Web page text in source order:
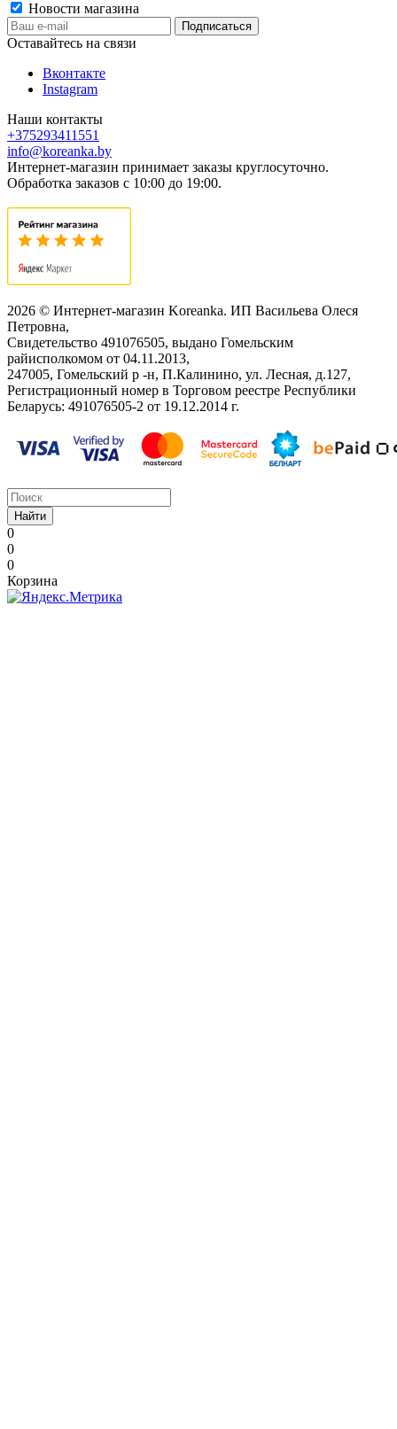
Новости магазина
Оставайтесь на связи
Вконтакте
Instagram
Наши контакты
+375293411551
info@koreanka.by
Интернет-магазин принимает заказы круглосуточно.
Обработка заказов с 10:00 до 19:00.
2026 © Интернет-магазин Koreanka. ИП Васильева Олеся
Петровна,
Свидетельство ‎491076505, выдано Гомельским
райисполкомом от 04.11.2013,
247005, Гомельский р -н, П.Калинино, ул. Лесная, д.127,
Регистрационный номер в Торговом реестре Республики
Беларусь: ‎491076505-2 от 19.12.2014 г.
Найти
0
0
0
Корзина